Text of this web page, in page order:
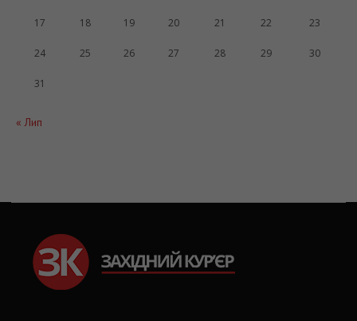
« Лип
17 18 19 20 21 22 23
24 25 26 27 28 29 30
31